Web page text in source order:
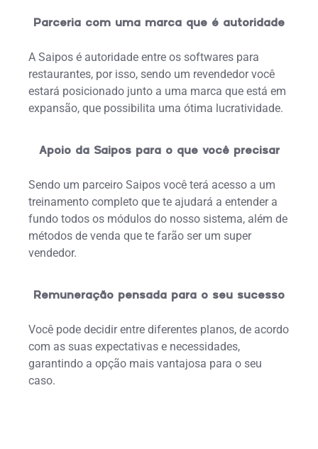
Parceria com uma marca que é autoridade
A Saipos é autoridade entre os softwares para
restaurantes, por isso, sendo um revendedor você
estará posicionado junto a uma marca que está em
expansão, que possibilita uma ótima lucratividade.
Apoio da Saipos para o que você precisar
Sendo um parceiro Saipos você terá acesso a um
treinamento completo que te ajudará a entender a
fundo todos os módulos do nosso sistema, além de
métodos de venda que te farão ser um super
vendedor.
Remuneração pensada para o seu sucesso
Você pode decidir entre diferentes planos, de acordo
com as suas expectativas e necessidades,
garantindo a opção mais vantajosa para o seu
caso.